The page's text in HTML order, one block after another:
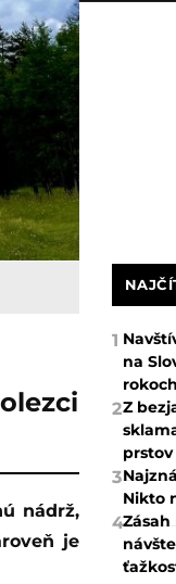
je
1
na
2Z
prstov
3
Nikto
4